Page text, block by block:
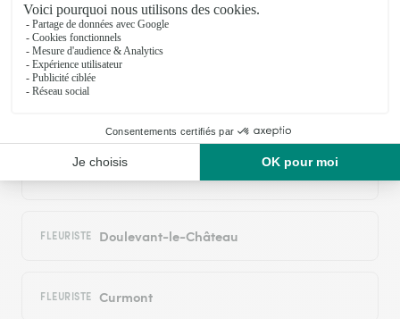
FLEURISTE Ambonville
FLEURISTE Doulevant-le-Château
FLEURISTE Curmont